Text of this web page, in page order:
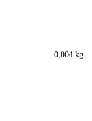
0,004 kg